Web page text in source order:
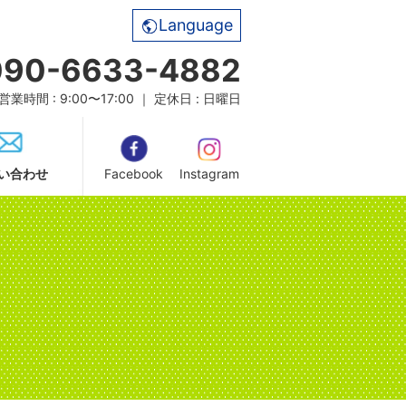
Language
6633-4882
業時間 : 9:00〜17:00 ｜ 定休日 : 日曜日
合わせ Facebook Instagram